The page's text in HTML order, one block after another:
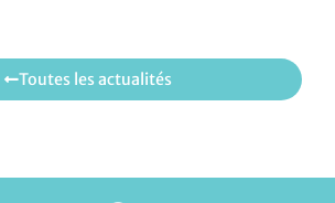
Toutes les actualités